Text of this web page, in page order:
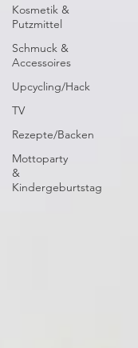
Kosmetik &
Putzmittel
Schmuck &
Accessoires
Upcycling/Hack
TV
Rezepte/Backen
Mottoparty
&
Kindergeburtstag